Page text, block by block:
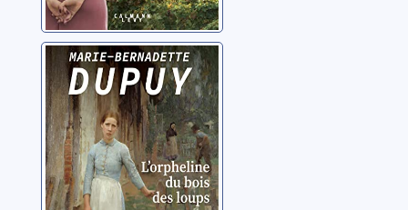
L'orpheline du
bois des loups: 1
Dupuy, Marie-
Bernadette